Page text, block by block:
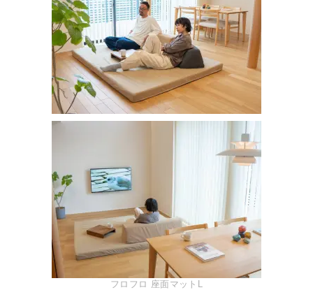
フロフロ 座面マットL